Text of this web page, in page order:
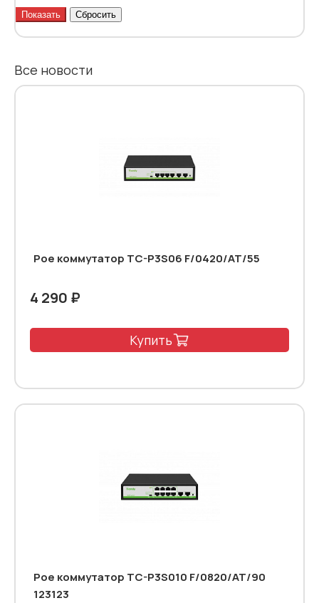
Все новости
Poe коммутатор TC-P3S06 F/0420/AT/55
4 290 ₽
Купить
Poe коммутатор TC-P3S010 F/0820/AT/90
123123